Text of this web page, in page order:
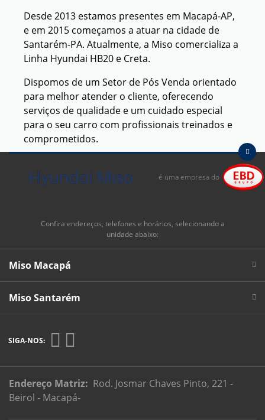
Desde 2013 estamos presentes em Macapá-AP,
e em 2015 começamos a atuar na cidade de
Santarém-PA. Atualmente, a Miso comercializa a
Linha Hyundai HB20 e Creta.
Dispomos de um Setor de Pós Venda orientado
para melhor atender o cliente, oferecendo
serviços de qualidade e um cuidado especial
para o seu carro com profissionais treinados e
comprometidos.
forte por um Hyundai!
é uma empresa do
Confira endereços, telefones e horários, selecionando a
unidade abaixo:
Miso Macapá
Miso Santarém
SIGA-NOS:
Endereço Matriz: Rod. Josmar Chaves Pinto, 221 -
Beirol - Macapá-